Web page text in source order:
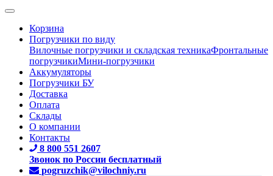
Корзина
Погрузчики по виду
Вилочные погрузчики и складская техникаФронтальные
погрузчикиМини-погрузчики
Аккумуляторы
Погрузчики БУ
Доставка
Оплата
Склады
О компании
Контакты
8 800 551 2607
Звонок по России бесплатный
pogruzchik@vilochniy.ru